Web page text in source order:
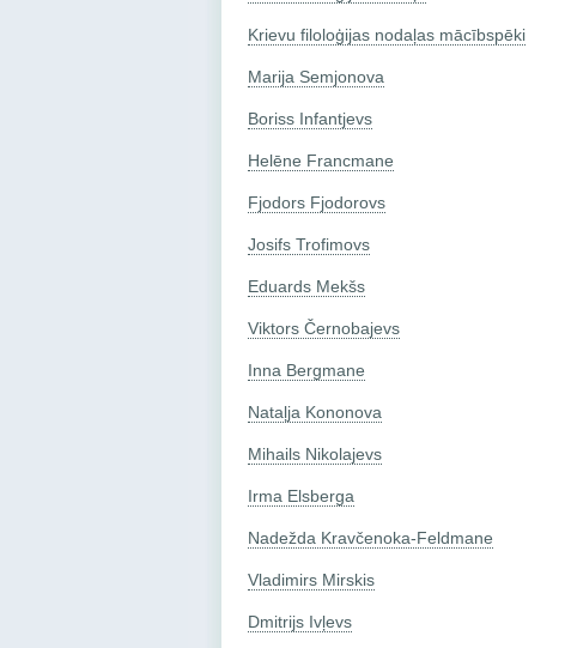
Krievu filoloģijas nodaļas mācībspēki
Marija Semjonova
Boriss Infantjevs
Helēne Francmane
Fjodors Fjodorovs
Josifs Trofimovs
Eduards Mekšs
Viktors Černobajevs
Inna Bergmane
Nataļja Kononova
Mihails Nikolajevs
Irma Elsberga
Nadežda Kravčenoka-Feldmane
Vladimirs Mirskis
Dmitrijs Ivļevs